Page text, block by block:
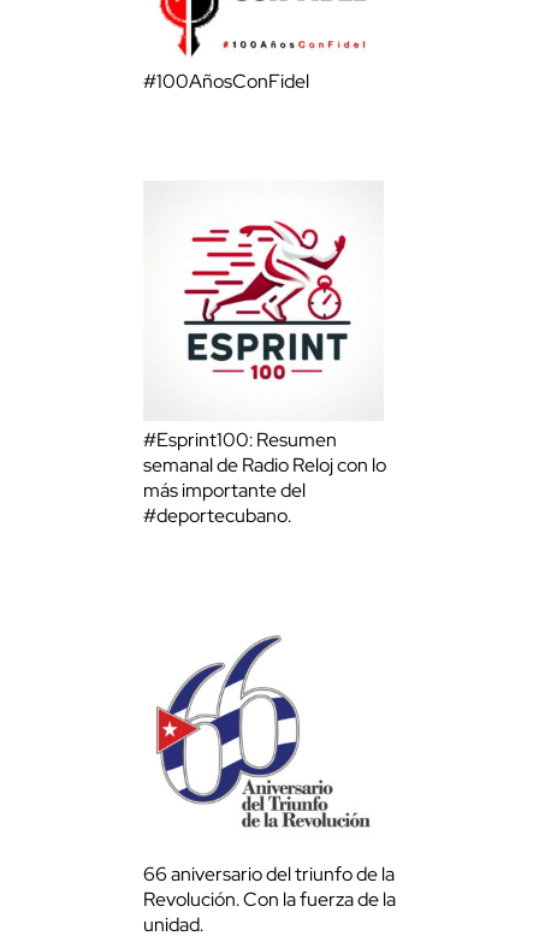
#100AñosConFidel
#Esprint100: Resumen
semanal de Radio Reloj con lo
más importante del
#deportecubano.
66 aniversario del triunfo de la
Revolución. Con la fuerza de la
unidad.